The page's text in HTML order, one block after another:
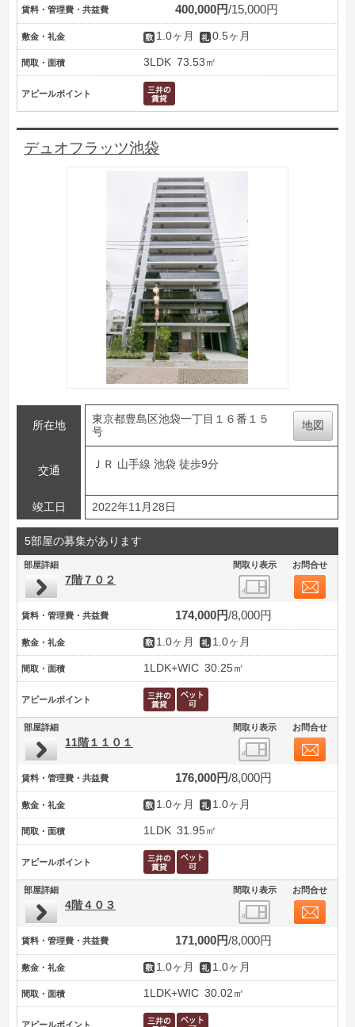
賃料・管理費・共益費 400,000円 15,000円
敷金・礼金 1.0ヶ月 0.5ヶ月
間取・面積 3LDK 73.53㎡
アピールポイント
デュオフラッツ池袋
所在地
東京都豊島区池袋一丁目１６番１５
号
地図
交通
ＪＲ 山手線 池袋 徒歩9分
竣工日 2022年11月28日
5部屋の募集があります
部屋詳細 間取り表示 お問合せ
7階７０２
賃料・管理費・共益費 174,000円 8,000円
敷金・礼金 1.0ヶ月 1.0ヶ月
間取・面積 1LDK+WIC 30.25㎡
アピールポイント
部屋詳細 間取り表示 お問合せ
11階１１０１
賃料・管理費・共益費 176,000円 8,000円
敷金・礼金 1.0ヶ月 1.0ヶ月
間取・面積 1LDK 31.95㎡
アピールポイント
部屋詳細 間取り表示 お問合せ
4階４０３
賃料・管理費・共益費 171,000円 8,000円
敷金・礼金 1.0ヶ月 1.0ヶ月
間取・面積 1LDK+WIC 30.02㎡
アピールポイント